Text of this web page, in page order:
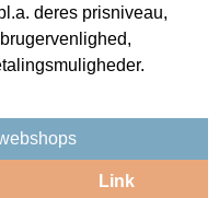
deres prisniveau,
Link